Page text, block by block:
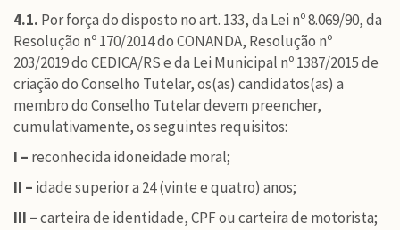
4.1. Por força do disposto no art. 133, da Lei nº 8.069/90, da
Resolução nº 170/2014 do CONANDA, Resolução nº
203/2019 do CEDICA/RS e da Lei Municipal nº 1387/2015 de
criação do Conselho Tutelar, os(as) candidatos(as) a
membro do Conselho Tutelar devem preencher,
cumulativamente, os seguintes requisitos:
I – reconhecida idoneidade moral;
II – idade superior a 24 (vinte e quatro) anos;
III –carteira de identidade, CPF ou carteira de motorista;